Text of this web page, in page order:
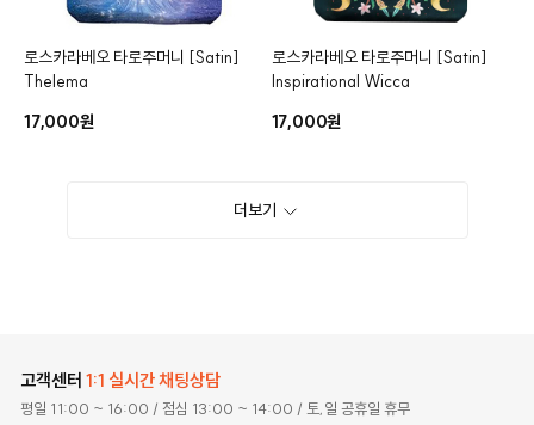
로스카라베오 타로주머니 [Satin]
Thelema
17,000원
로스카라베오 타로주머니 [Satin]
Inspirational Wicca
17,000원
더보기
고객센터 1:1 실시간 채팅상담
평일 11:00 ~ 16:00 / 점심 13:00 ~ 14:00 / 토,일 공휴일 휴무